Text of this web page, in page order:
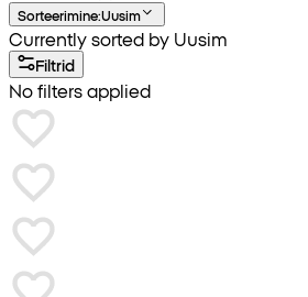
Sorteerimine:Uusim
Currently sorted by Uusim
Filtrid
No filters applied